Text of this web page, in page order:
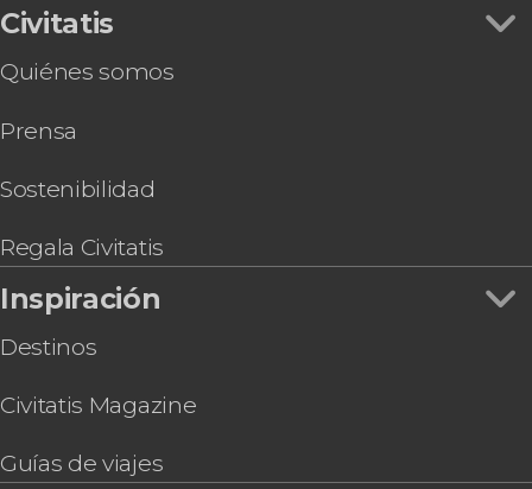
Tour gastronómico por Delhi
Akshardham
Tour espiritual privado por Delhi
Tour en bicicleta por Delhi
Boda hindú ¡Cásate con el rito tradicional!
Civitatis
Quiénes somos
Prensa
Sostenibilidad
Regala Civitatis
Inspiración
Destinos
Civitatis Magazine
Guías de viajes